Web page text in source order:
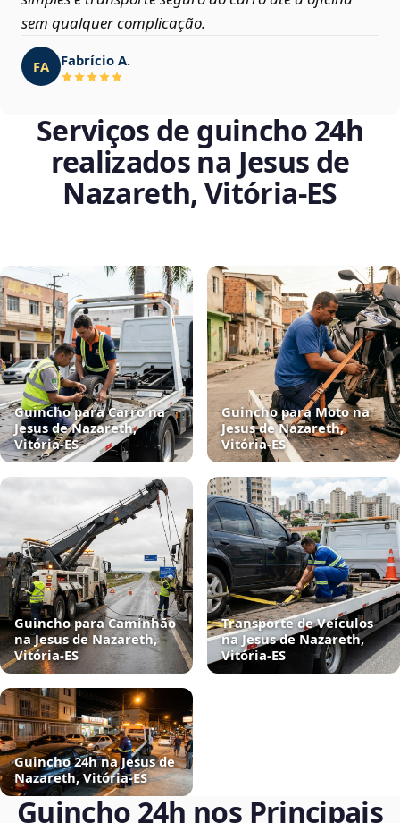
sem qualquer complicação.
FA Fabrício A.
Serviços de guincho 24h
realizados na Jesus de
Nazareth, Vitória‑ES
Guincho para Carro na
Jesus de Nazareth,
Vitória‑ES
Guincho para Moto na
Jesus de Nazareth,
Vitória‑ES
Guincho para Caminhão
na Jesus de Nazareth,
Vitória‑ES
Transporte de Veículos
na Jesus de Nazareth,
Vitória‑ES
Guincho 24h na Jesus de
Nazareth, Vitória‑ES
Guincho 24h nos Principais